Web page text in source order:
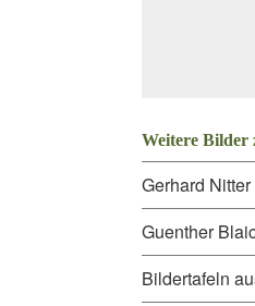
Weitere Bilder
Gerhard Nitter
Guenther
Bildertafeln